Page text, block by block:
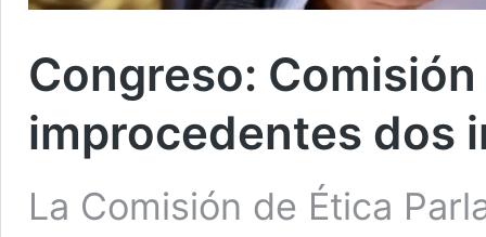
Congreso:
improcedentes dos
La Comisión de Ética